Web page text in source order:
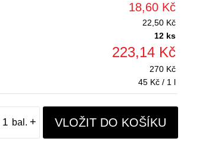
18,60 Kč
22,50 Kč
12 ks
223,14 Kč
270 Kč
45 Kč / 1 l
+ VLOŽIT DO KOŠÍKU